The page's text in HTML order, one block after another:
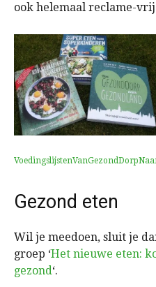
ook helemaal reclame-vrij
Gezond eten
Wil je meedoen, sluit je
groep ‘Het nieuwe eten:
gezond‘.